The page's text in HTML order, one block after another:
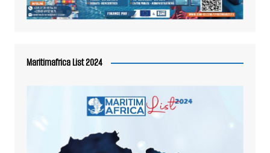
Maritimafrica List 2024